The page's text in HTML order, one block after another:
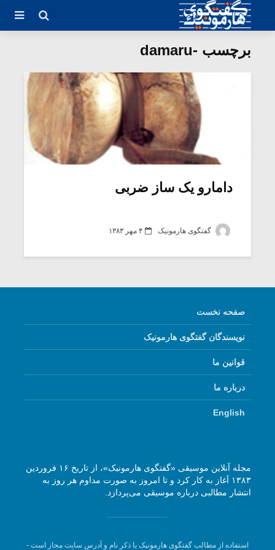
برچسب -damaru
دامارو یک ساز ضربی
گفتگوی هارمونیک ۴ مهر ۱۳۸۳
صفحه نخست
نویسندگان گفتگوی هارمونیک
قوانین ما
درباره ما
English
مجله آنلاین موسیقی «گفتگوی هارمونیک»، از تاریخ ۱۶ فروردین
۱۳۸۳ آغاز به کار کرد و تا امروز به صورت مداوم هر روز به
انتشار مطالبی درباره موسیقی می‌پردازد.
استفاده از مطالب گفتگوی هارمونیک با ذکر نام و آدرس سایت مجاز است -